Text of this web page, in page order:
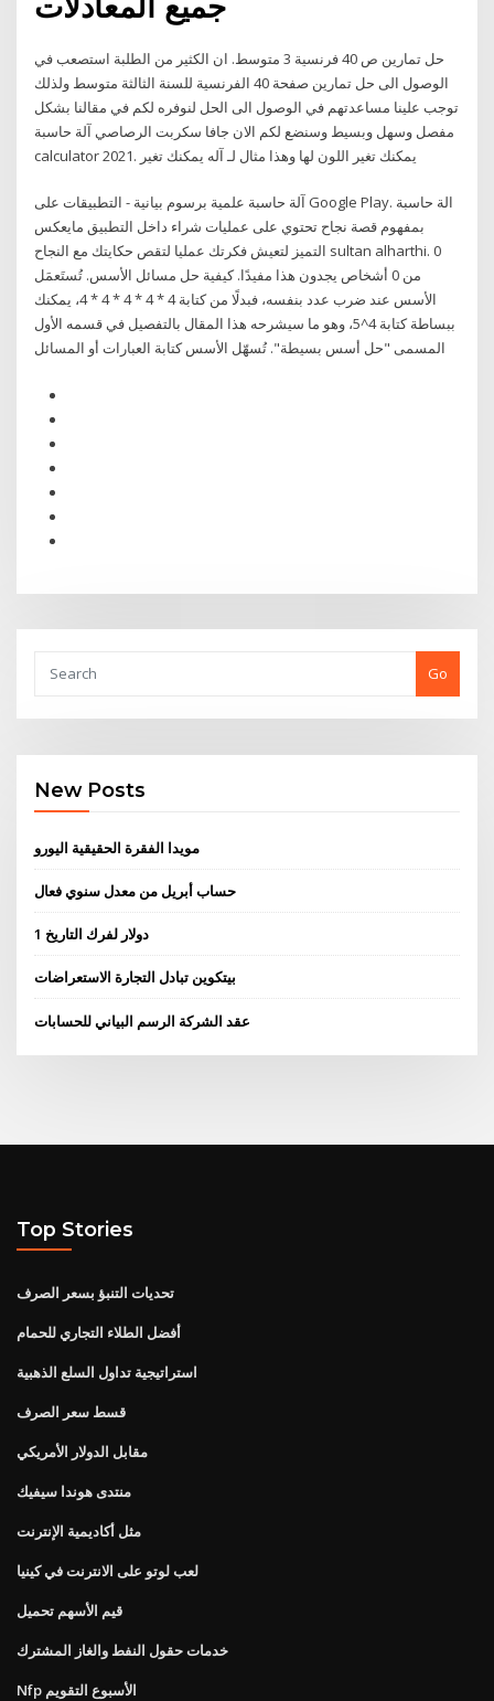
حل تمارين ص 40 فرنسية 3 متوسط. ان الكثير من الطلبة استصعب في
الوصول الى حل تمارين صفحة 40 الفرنسية للسنة الثالثة متوسط ولذلك
توجب علينا مساعدتهم في الوصول الى الحل لنوفره لكم في مقالنا بشكل
مفصل وسهل وبسيط وسنضع لكم الان جافا سكربت الرصاصي آلة حاسبة
calculator 2021. يمكنك تغير اللون لها وهذا مثال لـ آله يمكنك تغير
آلة حاسبة علمية برسوم بيانية - التطبيقات على Google Play. الة حاسبة
بمفهوم قصة نجاح تحتوي على عمليات شراء داخل التطبيق مايعكس
التميز لتعيش فكرتك عمليا لتقص حكايتك مع النجاح sultan alharthi. 0
من 0 أشخاص يجدون هذا مفيدًا. كيفية حل مسائل الأسس. تُستَعمَل
الأسس عند ضرب عدد بنفسه، فبدلًا من كتابة 4 * 4 * 4 * 4 * 4، يمكنك
ببساطة كتابة 4^5، وهو ما سيشرحه هذا المقال بالتفصيل في قسمه الأول
المسمى "حل أسس بسيطة". تُسهّل الأسس كتابة العبارات أو المسائل
Go
New Posts
مويدا الفقرة الحقيقية اليورو
حساب أبريل من معدل سنوي فعال
1 دولار لفرك التاريخ
بيتكوين تبادل التجارة الاستعراضات
عقد الشركة الرسم البياني للحسابات
Top Stories
تحديات التنبؤ بسعر الصرف
أفضل الطلاء التجاري للحمام
استراتيجية تداول السلع الذهبية
قسط سعر الصرف
مقابل الدولار الأمريكي
منتدى هوندا سيفيك
مثل أكاديمية الإنترنت
لعب لوتو على الانترنت في كينيا
قيم الأسهم تحميل
خدمات حقول النفط والغاز المشترك
Nfp الأسبوع التقويم